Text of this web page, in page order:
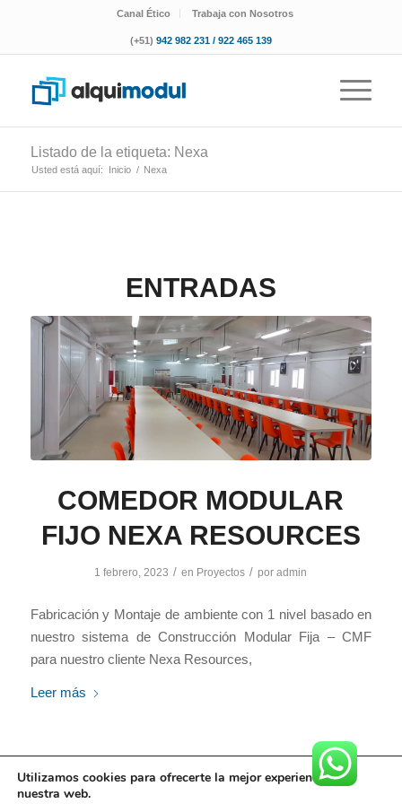
Canal Ético Trabaja con Nosotros
(+51) 942 982 231 / 922 465 139
Listado de la etiqueta: Nexa
Usted está aquí: Inicio / Nexa
ENTRADAS
COMEDOR MODULAR
FIJO NEXA RESOURCES
1 febrero, 2023 / en Proyectos / poradmin
Fabricación y Montaje de ambiente con 1 nivel basado en
nuestro sistema de Construcción Modular Fija – CMF
para nuestro cliente Nexa Resources,
Leer más
Utilizamos cookies para ofrecerte la mejor experiencia en
nuestra web.